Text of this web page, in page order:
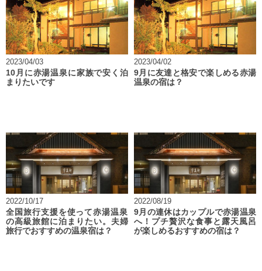
2023/04/03
10月に赤湯温泉に家族で安く泊
まりたいです
2023/04/02
9月に友達と格安で楽しめる赤湯
温泉の宿は？
2022/10/17
全国旅行支援を使って赤湯温泉
の高級旅館に泊まりたい。夫婦
旅行でおすすめの温泉宿は？
2022/08/19
9月の連休はカップルで赤湯温泉
へ！プチ贅沢な食事と露天風呂
が楽しめるおすすめの宿は？